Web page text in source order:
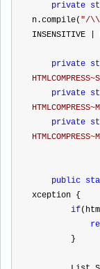
private
n.compile( "/
INSENSITIVE
private
private
private
public
xception {
if
        }